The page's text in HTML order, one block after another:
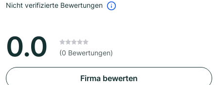
Nicht verifizierte Bewertungen
0.0 (0 Bewertungen)
Firma bewerten